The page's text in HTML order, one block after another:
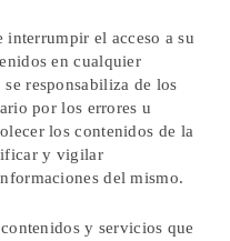
interrumpir el acceso a su
en cualquier
responsabiliza de los
por los errores u
los contenidos de la
y vigilar
del mismo.
y servicios que